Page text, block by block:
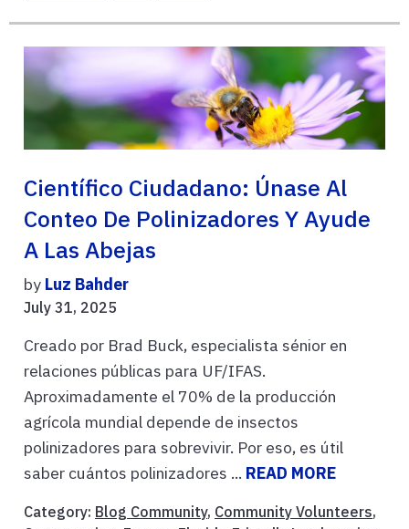
Científico Ciudadano: Únase Al
Conteo De Polinizadores Y Ayude
A Las Abejas
by Luz Bahder
July 31, 2025
Creado por Brad Buck, especialista sénior en
relaciones públicas para UF/IFAS.
Aproximadamente el 70% de la producción
agrícola mundial depende de insectos
polinizadores para sobrevivir. Por eso, es útil
saber cuántos polinizadores ... READ MORE
Category: Blog Community, Community Volunteers,